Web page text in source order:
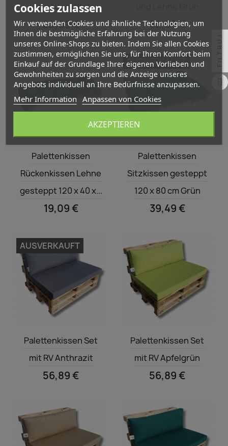
x 80 x 10 cm Style
20,09 € 52,59 €
 Vorschau
Palettenkissen
Rückenkissen Lehne
gesteppt 120 x 40 x...
19,09 €
 Vorschau
Palettenkissen
Sitzkissen gesteppt
120 x 80 cm Grün
39,49 €
AUSVERKAUFT

Palettenkissen Set
mit RV Anthrazit
56,89 €
AUSVERKAUFT

Palettenkissen Set
mit RV Apfelgrün
56,89 €
Cookies zulassen
Wir verwenden Cookies und ähnliche Technologien, um
Ihnen die bestmögliche Erfahrung bei der Nutzung
unseres Online-Shops zu bieten. Indem Sie allen Cookies
zustimmen, ermöglichen Sie uns, für Ihren Komfort beim
Einkauf auf der Grundlage Ihrer eigenen Vorlieben und
Gewohnheiten zu sorgen und die Anzeige unseres
Angebots individuell an Ihre Bedürfnisse anzupassen.
Mehr Information Anpassen von Cookies
AKZEPTIEREN